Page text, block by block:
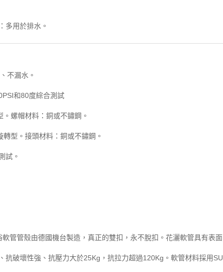
多用於排水。
不漏水。
和80度綜合測試
螺帽材料：銅或不鏽鋼。
型。接頭材料：銅或不鏽鋼。
試。
管管殼由德國機台製造，真正的雙扣，永不脫扣。花灑軟管具有表面
抗破壞性強、抗壓力大於25Kg，抗拉力超過120Kg。軟管材料採用SU